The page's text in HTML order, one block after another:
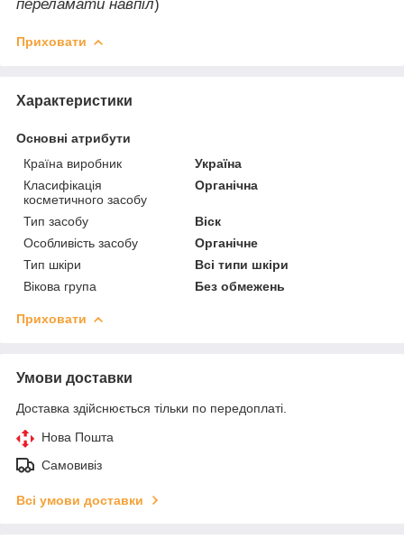
переламати навпіл)
Приховати
Характеристики
Основні атрибути
Країна виробник
Україна
Класифікація
косметичного засобу
Органічна
Тип засобу
Віск
Особливість засобу
Органічне
Тип шкіри
Всі типи шкіри
Вікова група
Без обмежень
Приховати
Умови доставки
Доставка здійснюється тільки по передоплаті.
Нова Пошта
Самовивіз
Всі умови доставки